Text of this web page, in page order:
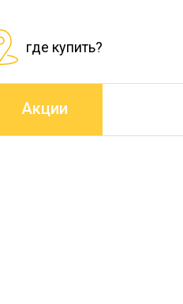
где купить?
Акции